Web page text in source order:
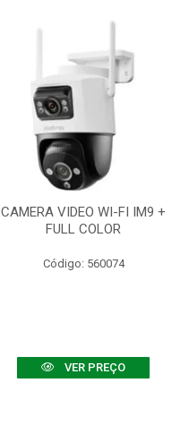
CAMERA VIDEO WI-FI IM9 +
FULL COLOR
Código: 560074
VER PREÇO